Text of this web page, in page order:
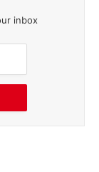
inbox